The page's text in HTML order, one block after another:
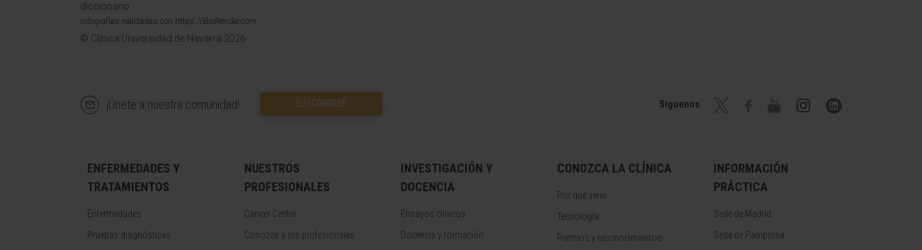
diccionario.
Infografías realizadas con https://BioRender.com
© Clínica Universidad de Navarra 2026
¡Únete a nuestra comunidad! SUSCRIBIRSE Síguenos
ENFERMEDADES Y
TRATAMIENTOS
Enfermedades
Pruebas diagnósticas
NUESTROS
PROFESIONALES
Cancer Center
Conozca a los profesionales
INVESTIGACIÓN Y
DOCENCIA
Ensayos clínicos
Docencia y formación
CONOZCA LA CLÍNICA
Por qué venir
Tecnología
Premios y reconocimientos
INFORMACIÓN
PRÁCTICA
Sede de Madrid
Sede de Pamplona